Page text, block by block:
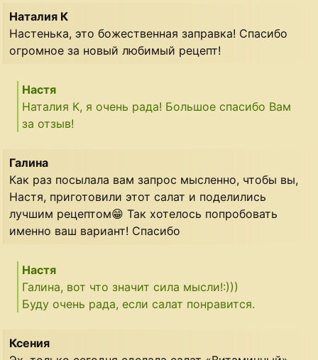
Наталия К
Настенька, это божественная заправка! Спасибо
огромное за новый любимый рецепт!
Настя
Наталия К, я очень рада! Большое спасибо Вам
за отзыв!
Галина
Как раз посылала вам запрос мысленно, чтобы вы,
Настя, приготовили этот салат и поделились
лучшим рецептом😁 Так хотелось попробовать
именно ваш вариант! Спасибо
Настя
Галина, вот что значит сила мысли!:)))
Буду очень рада, если салат понравится.
Ксения